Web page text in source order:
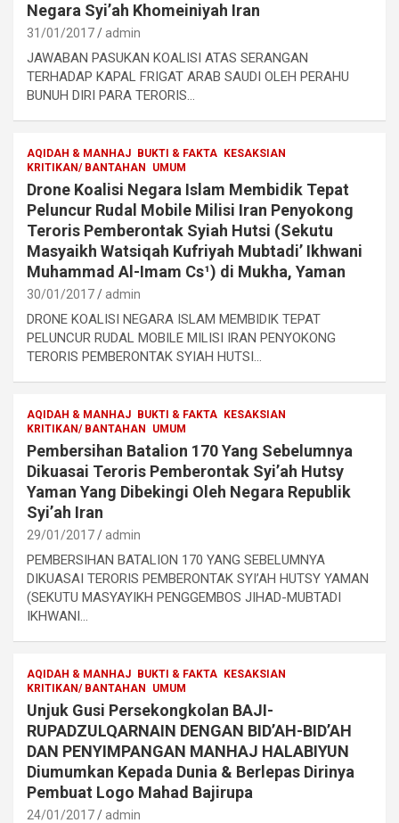
Negara Syi’ah Khomeiniyah Iran
31/01/2017 admin
JAWABAN PASUKAN KOALISI ATAS SERANGAN
TERHADAP KAPAL FRIGAT ARAB SAUDI OLEH PERAHU
BUNUH DIRI PARA TERORIS…
AQIDAH & MANHAJ BUKTI & FAKTA
KESAKSIAN
KRITIKAN/ BANTAHAN
UMUM
Drone Koalisi Negara Islam Membidik Tepat
Peluncur Rudal Mobile Milisi Iran Penyokong
Teroris Pemberontak Syiah Hutsi (Sekutu
Masyaikh Watsiqah Kufriyah Mubtadi’ Ikhwani
Muhammad Al-Imam Cs¹) di Mukha, Yaman
30/01/2017 admin
DRONE KOALISI NEGARA ISLAM MEMBIDIK TEPAT
PELUNCUR RUDAL MOBILE MILISI IRAN PENYOKONG
TERORIS PEMBERONTAK SYIAH HUTSI…
AQIDAH & MANHAJ BUKTI & FAKTA
KESAKSIAN
KRITIKAN/ BANTAHAN
UMUM
Pembersihan Batalion 170 Yang Sebelumnya
Dikuasai Teroris Pemberontak Syi’ah Hutsy
Yaman Yang Dibekingi Oleh Negara Republik
Syi’ah Iran
29/01/2017 admin
PEMBERSIHAN BATALION 170 YANG SEBELUMNYA
DIKUASAI TERORIS PEMBERONTAK SYI’AH HUTSY YAMAN
(SEKUTU MASYAYIKH PENGGEMBOS JIHAD-MUBTADI
IKHWANI…
AQIDAH & MANHAJ BUKTI & FAKTA
KESAKSIAN
KRITIKAN/ BANTAHAN
UMUM
Unjuk Gusi Persekongkolan BAJI-
RUPADZULQARNAIN DENGAN BID’AH-BID’AH
DAN PENYIMPANGAN MANHAJ HALABIYUN
Diumumkan Kepada Dunia & Berlepas Dirinya
Pembuat Logo Mahad Bajirupa
24/01/2017 admin